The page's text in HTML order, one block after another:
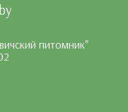
питомник"